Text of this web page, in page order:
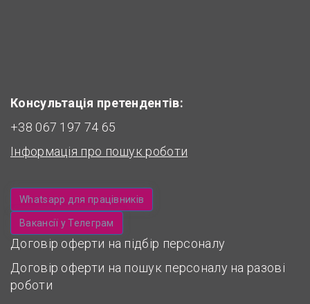
Консультація претендентів:
+38 067 197 74 65
Інформація про пошук роботи
Whatsapp для працівників
Вакансії у Телеграм
Договір оферти на підбір персоналу
Договір оферти на пошук персоналу на разові
роботи